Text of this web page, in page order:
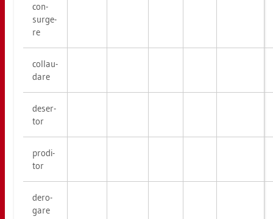
con­
sur­ge­
re
coll­au­
da­re
de­ser­
tor
pro­di­
tor
de­ro­
ga­re